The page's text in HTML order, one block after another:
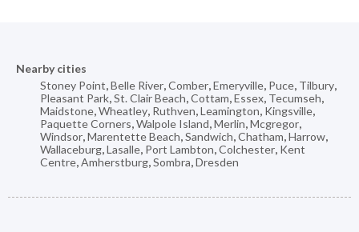
Nearby cities
Stoney Point,Belle River,Comber,Emeryville, Puce, Tilbury,
Pleasant Park,St. Clair Beach,Cottam,Essex, Tecumseh,
Maidstone,Wheatley, Ruthven,Leamington, Kingsville,
Paquette Corners,Walpole Island,Merlin,Mcgregor,
Windsor,Marentette Beach,Sandwich,Chatham,Harrow,
Wallaceburg,Lasalle, Port Lambton,Colchester, Kent
Centre,Amherstburg,Sombra,Dresden